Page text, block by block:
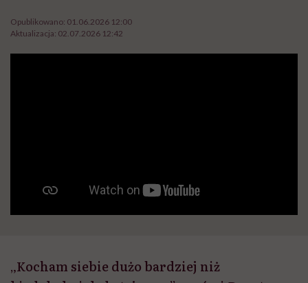
Opublikowano: 01.06.2026 12:00
Aktualizacja: 02.07.2026 12:42
„Kocham siebie dużo bardziej niż